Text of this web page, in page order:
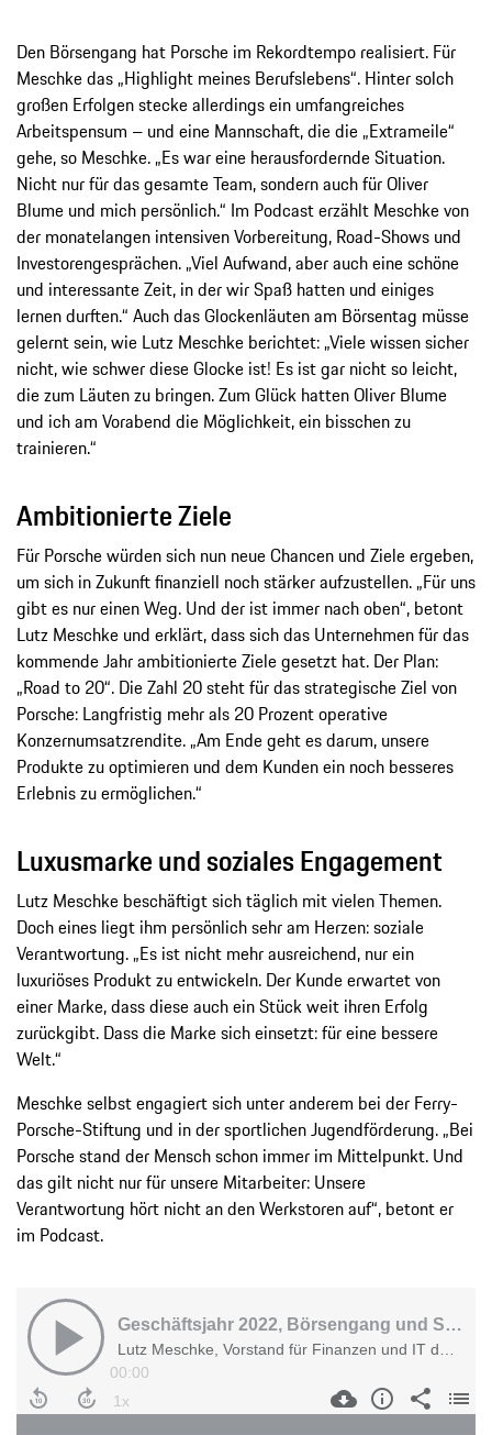
Den Börsengang hat Porsche im Rekordtempo realisiert. Für
Meschke das „Highlight meines Berufslebens“. Hinter solch
großen Erfolgen stecke allerdings ein umfangreiches
Arbeitspensum – und eine Mannschaft, die die „Extrameile“
gehe, so Meschke. „Es war eine herausfordernde Situation.
Nicht nur für das gesamte Team, sondern auch für Oliver
Blume und mich persönlich.“ Im Podcast erzählt Meschke von
der monatelangen intensiven Vorbereitung, Road-Shows und
Investorengesprächen. „Viel Aufwand, aber auch eine schöne
und interessante Zeit, in der wir Spaß hatten und einiges
lernen durften.“ Auch das Glockenläuten am Börsentag müsse
gelernt sein, wie Lutz Meschke berichtet: „Viele wissen sicher
nicht, wie schwer diese Glocke ist! Es ist gar nicht so leicht,
die zum Läuten zu bringen. Zum Glück hatten Oliver Blume
und ich am Vorabend die Möglichkeit, ein bisschen zu
trainieren.“
Ambitionierte Ziele
Für Porsche würden sich nun neue Chancen und Ziele ergeben,
um sich in Zukunft finanziell noch stärker aufzustellen. „Für uns
gibt es nur einen Weg. Und der ist immer nach oben“, betont
Lutz Meschke und erklärt, dass sich das Unternehmen für das
kommende Jahr ambitionierte Ziele gesetzt hat. Der Plan:
„Road to 20“. Die Zahl 20 steht für das strategische Ziel von
Porsche: Langfristig mehr als 20 Prozent operative
Konzernumsatzrendite. „Am Ende geht es darum, unsere
Produkte zu optimieren und dem Kunden ein noch besseres
Erlebnis zu ermöglichen.“
Luxusmarke und soziales Engagement
Lutz Meschke beschäftigt sich täglich mit vielen Themen.
Doch eines liegt ihm persönlich sehr am Herzen: soziale
Verantwortung. „Es ist nicht mehr ausreichend, nur ein
luxuriöses Produkt zu entwickeln. Der Kunde erwartet von
einer Marke, dass diese auch ein Stück weit ihren Erfolg
zurückgibt. Dass die Marke sich einsetzt: für eine bessere
Welt.“
Meschke selbst engagiert sich unter anderem bei der Ferry-
Porsche-Stiftung und in der sportlichen Jugendförderung. „Bei
Porsche stand der Mensch schon immer im Mittelpunkt. Und
das gilt nicht nur für unsere Mitarbeiter: Unsere
Verantwortung hört nicht an den Werkstoren auf“, betont er
im Podcast.